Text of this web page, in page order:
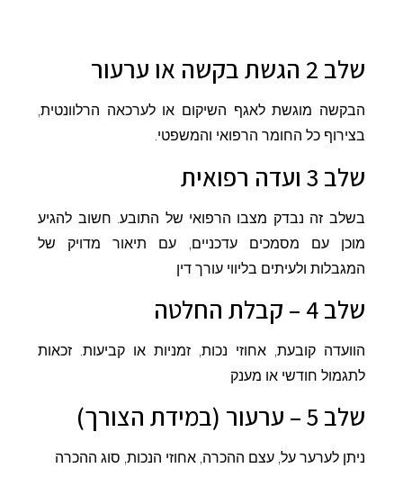
שלב 2 הגשת בקשה או ערעור
הבקשה מוגשת לאגף השיקום או לערכאה הרלוונטית,
בצירוף כל החומר הרפואי והמשפטי.
שלב 3 ועדה רפואית
בשלב זה נבדק מצבו הרפואי של התובע. חשוב להגיע
מוכן עם מסמכים עדכניים, עם תיאור מדויק של
המגבלות ולעיתים בליווי עורך דין
שלב 4 – קבלת החלטה
הוועדה קובעת, אחוזי נכות, זמניות או קביעות. זכאות
לתגמול חודשי או מענק
שלב 5 – ערעור (במידת הצורך)
ניתן לערער על, עצם ההכרה, אחוזי הנכות, סוג ההכרה